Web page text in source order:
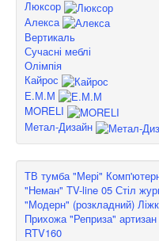
Люксор
Алекса
Вертикаль
Сучасні меблі
Олімпія
Кайрос
Е.М.М
MORELI
Метал-Дизайн
ТВ тумба "Мері"
"Неман" TV-line 05 Стіл
"Модерн" (розкладний)
Прихожа "Реприза" артизан
RTV160